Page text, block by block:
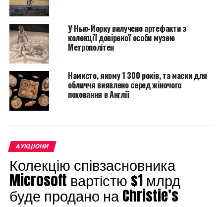
и “Портрет Поля Гийома”, написанная Амедео
Модильяни. Оба полотна спровоцировали острую
конкуренцию между коллекционерами. И все же их
приобрели за довольно внушительные суммы –
девять с половиной миллионов долларов и десять с
половиной миллионов долларов соответственно.
Facebook
Twitter
Pinterest
WhatsApp
ViberTelegram
Copy
ПАБЛО ПИКАССО
ТОРГИ
НАСТУПНА СТАТТЯ
Золотая тарелка Пикассо стала топ-лотом
ежегодных продаж керамики на Christie’s
ПОПЕРЕДНЯ СТАТТЯ
У Нью-Йорку вилучено артефакти з
колекції довіреної особи музею
Метрополітен
Намисто, якому 1 300 років, та маски для
обличчя виявлено серед жіночого
поховання в Англії
АУКЦІОНИ
Колекцію співзасновника
Microsoft вартістю $1 млрд
буде продано на Christie’s